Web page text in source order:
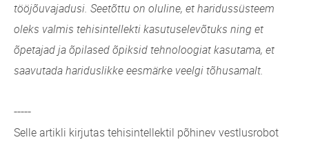
tööjõuvajadusi. Seetõttu on oluline, et haridussüsteem
oleks valmis tehisintellekti kasutuselevõtuks ning et
õpetajad ja õpilased õpiksid tehnoloogiat kasutama, et
saavutada hariduslikke eesmärke veelgi tõhusamalt.
-----
Selle artikli kirjutas tehisintellektil põhinev vestlusrobot